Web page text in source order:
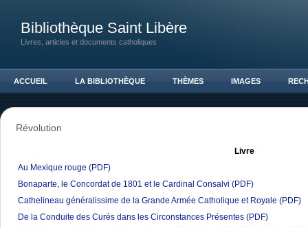
Bibliothèque Saint Libère
Livres, articles et documents catholiques
ACCUEIL LA BIBLIOTHÈQUE THÈMES IMAGES
Révolution
Livre
Au Mexique rouge (PDF)
Bonaparte, le Concordat de 1801 et le Cardinal Consalvi (PDF)
Cathelineau généralissime de la Grande Armée Catholique et Royale (PDF)
De la Conduite des Curés dans les Circonstances Présentes (PDF)